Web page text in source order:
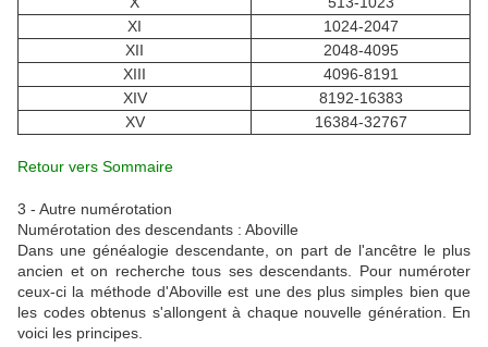
XI
1024-2047
XII
2048-4095
XIII
4096-8191
XIV
8192-16383
XV
16384-32767
Retour vers Sommaire
3 - Autre numérotation
Numérotation des descendants : Aboville
Dans une généalogie descendante, on part de l'ancêtre le plus
ancien et on recherche tous ses descendants. Pour numéroter
ceux-ci la méthode d'Aboville est une des plus simples bien que
les codes obtenus s'allongent à chaque nouvelle génération. En
voici les principes.